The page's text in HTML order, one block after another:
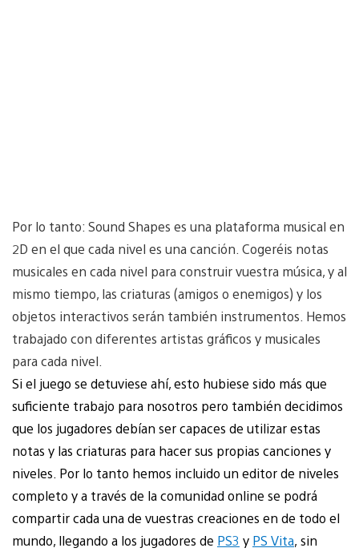
Por lo tanto: Sound Shapes es una plataforma musical en
2D en el que cada nivel es una canción. Cogeréis notas
musicales en cada nivel para construir vuestra música, y al
mismo tiempo, las criaturas (amigos o enemigos) y los
objetos interactivos serán también instrumentos. Hemos
trabajado con diferentes artistas gráficos y musicales
para cada nivel.
Si el juego se detuviese ahí, esto hubiese sido más que
suficiente trabajo para nosotros pero también decidimos
que los jugadores debían ser capaces de utilizar estas
notas y las criaturas para hacer sus propias canciones y
niveles. Por lo tanto hemos incluido un editor de niveles
completo y a través de la comunidad online se podrá
compartir cada una de vuestras creaciones en de todo el
mundo, llegando a los jugadores de PS3 y PS Vita, sin